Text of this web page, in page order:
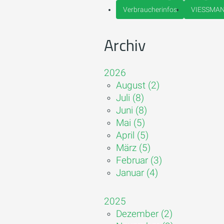
Verbraucherinfos
Archiv
2026
August (2)
Juli (8)
Juni (8)
Mai (5)
April (5)
März (5)
Februar (3)
Januar (4)
2025
Dezember (2)